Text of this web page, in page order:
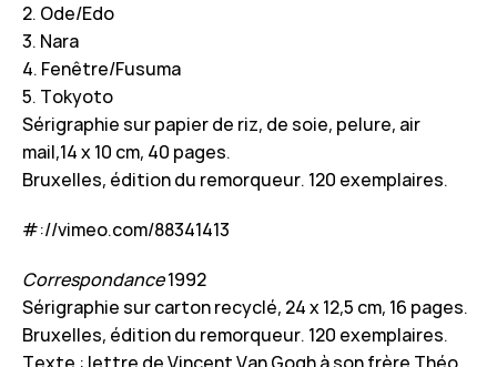
2. Ode/Edo
3. Nara
4. Fenêtre/Fusuma
5. Tokyoto
Sérigraphie sur papier de riz, de soie, pelure, air
mail,14 x 10 cm, 40 pages.
Bruxelles, édition du remorqueur. 120 exemplaires.
#://vimeo.com/88341413
Correspondance1992
Sérigraphie sur carton recyclé, 24 x 12,5 cm, 16 pages.
Bruxelles, édition du remorqueur. 120 exemplaires.